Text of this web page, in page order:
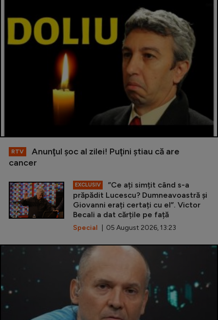
RTV
Anunţul şoc al zilei! Puţini ştiau că are
cancer
EXCLUSIV
”Ce ați simțit când s-a
prăpădit Lucescu? Dumneavoastră și
Giovanni erați certați cu el”. Victor
Becali a dat cărțile pe față
Special | 05 August 2026, 13:23